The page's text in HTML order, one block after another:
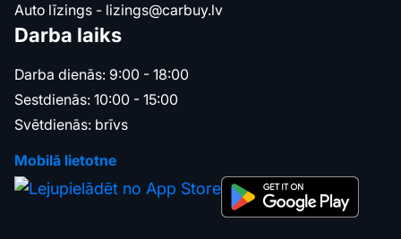
Auto līzings - lizings@carbuy.lv
Darba laiks
Darba dienās: 9:00 - 18:00
Sestdienās: 10:00 - 15:00
Svētdienās: brīvs
Mobilā lietotne